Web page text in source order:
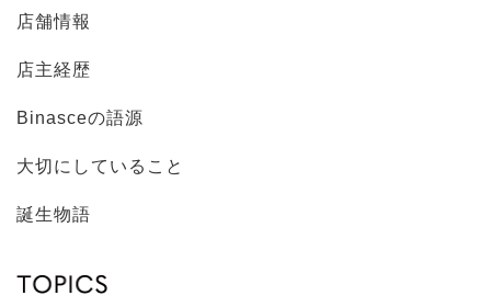
店舗情報
店主経歴
Binasceの語源
大切にしていること
誕生物語